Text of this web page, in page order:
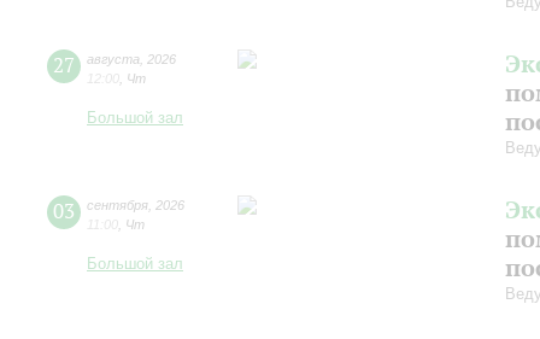
27 августа
2026
12:00 Чт
Большой зал
03 сентября 2026
11:00 Чт
Большой зал